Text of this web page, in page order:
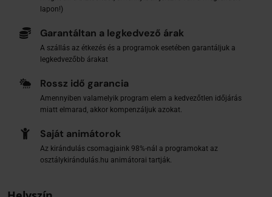
lapon!)
Garantáltan a legkedvező árak
A szállás az étkezés és a programok esetében garantáljuk a
legkedvezőbb árakat
Rossz idő garancia
Amennyiben valamelyik program elem a kedvezőtlen időjárás
miatt elmarad, akkor kompenzáljuk azokat.
Saját animátorok
Az kirándulás csomagjaink 98%-nál a programokat az
osztálykirándulás.hu animátorai tartják.